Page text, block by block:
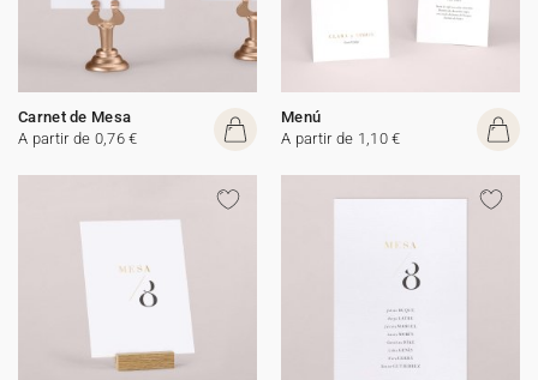
Carnet de Mesa
A partir de 0,76 €
Menú
A partir de 1,10 €